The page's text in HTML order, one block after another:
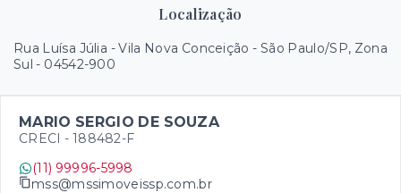
Localização
Rua Luísa Júlia - Vila Nova Conceição - São Paulo/SP, Zona
Sul - 04542-900
MARIO SERGIO DE SOUZA
CRECI - 188482-F
(11) 99996-5998
mss@mssimoveissp.com.br